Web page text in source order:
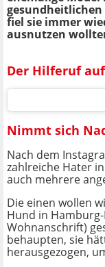
fiel sie immer
ausnutzen
Der Hilferuf
Nimmt sich
Nach dem
zahlreiche Hater
auch mehrere
Die einen wollen
Hund in
Wohnanschrift)
behaupten, sie
herausgezogen,